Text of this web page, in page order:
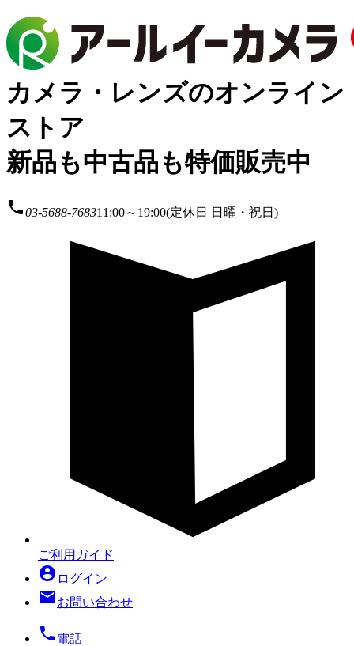
カメラ・レンズのオンライン
ストア
新品も中古品も特価販売中
local_phone03-5688-768311:00～19:00(定休日 日曜・祝日)
ご利用ガイド
account_circle ログイン
mailお問い合わせ
local_phone 電話